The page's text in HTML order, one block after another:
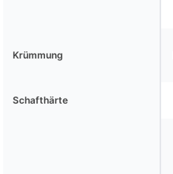
Krümmung
Schafthärte